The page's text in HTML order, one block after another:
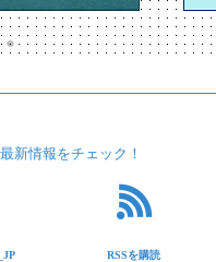
新情報をチェック！
RSSを購読